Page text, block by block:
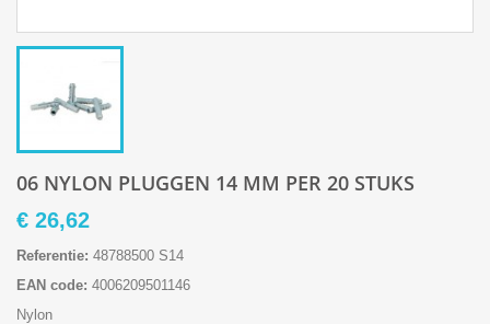
06 NYLON PLUGGEN 14 MM PER 20 STUKS
€ 26,62
Referentie: 48788500 S14
EAN code: 4006209501146
Nylon